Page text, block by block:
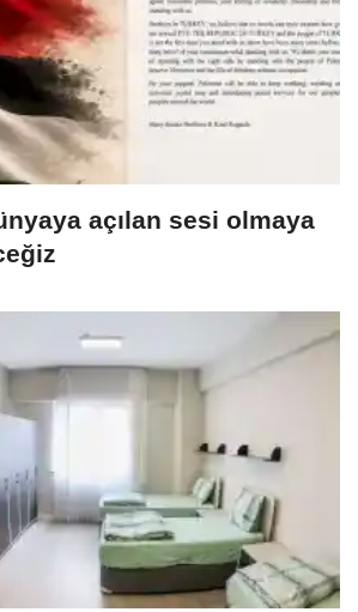
açılan sesi olmaya